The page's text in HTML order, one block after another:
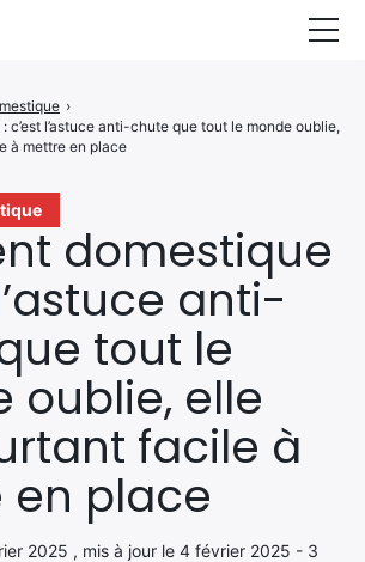
domestique
anti-
tout le
oublie, elle
facile à
en place
2025 , mis à jour le 4 février 2025 - 3
›
c’est l’astuce anti-chute que tout le monde oublie,
à mettre en place